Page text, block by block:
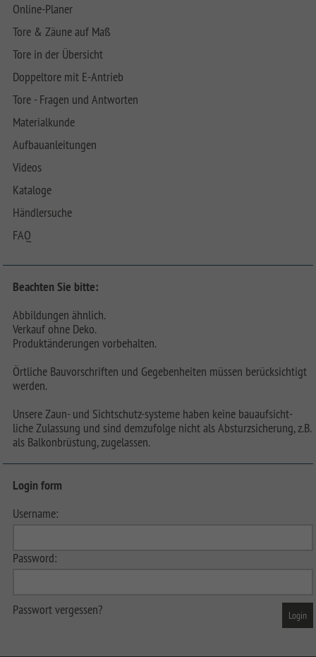
Online-Planer
Tore & Zäune auf Maß
Tore in der Übersicht
Doppeltore mit E-Antrieb
Tore - Fragen und Antworten
Materialkunde
Aufbauanleitungen
Videos
Kataloge
Händlersuche
FAQ
Beachten Sie bitte:
Abbildungen ähnlich.
Verkauf ohne Deko.
Produktänderungen vorbehalten.
Örtliche Bauvorschriften und Gegebenheiten müssen berücksichtigt
werden.
Unsere Zaun- und Sichtschutz-systeme haben keine bauaufsicht-
liche Zulassung und sind demzufolge nicht als Absturzsicherung, z.B.
als Balkonbrüstung, zugelassen.
Login form
Username:
Password:
Passwort vergessen?